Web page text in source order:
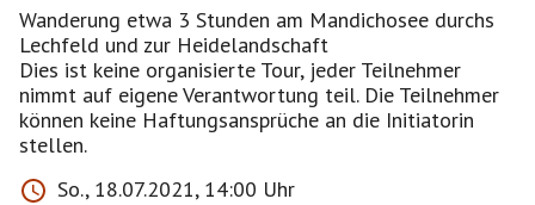
Wanderung etwa 3 Stunden am Mandichosee durchs
Lechfeld und zur Heidelandschaft
Dies ist keine organisierte Tour, jeder Teilnehmer
nimmt auf eigene Verantwortung teil. Die Teilnehmer
können keine Haftungsansprüche an die Initiatorin
stellen.
So., 18.07.2021, 14:00 Uhr